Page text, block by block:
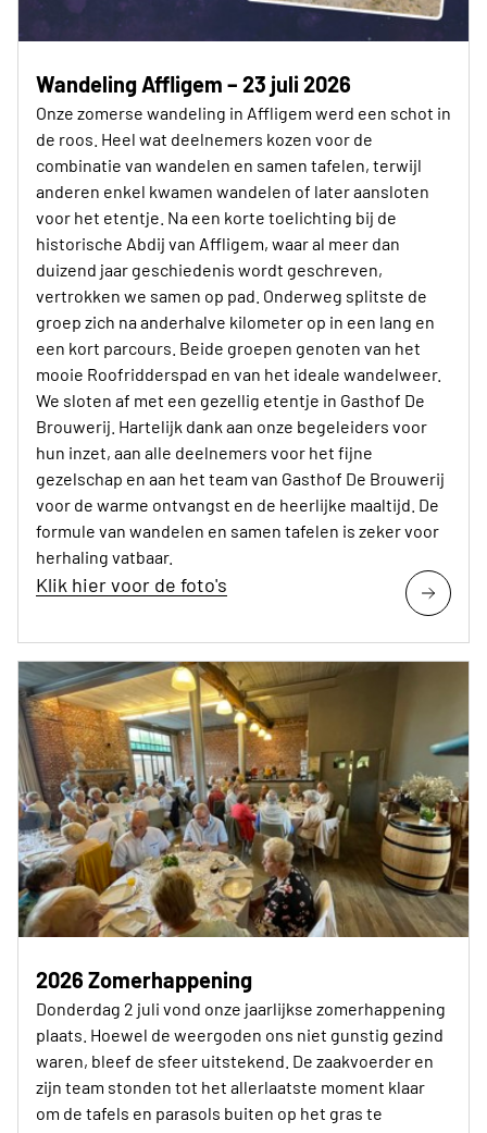
Wandeling Affligem – 23 juli 2026
Onze zomerse wandeling in Affligem werd een schot in
de roos. Heel wat deelnemers kozen voor de
combinatie van wandelen en samen tafelen, terwijl
anderen enkel kwamen wandelen of later aansloten
voor het etentje. Na een korte toelichting bij de
historische Abdij van Affligem, waar al meer dan
duizend jaar geschiedenis wordt geschreven,
vertrokken we samen op pad. Onderweg splitste de
groep zich na anderhalve kilometer op in een lang en
een kort parcours. Beide groepen genoten van het
mooie Roofridderspad en van het ideale wandelweer.
We sloten af met een gezellig etentje in Gasthof De
Brouwerij. Hartelijk dank aan onze begeleiders voor
hun inzet, aan alle deelnemers voor het fijne
gezelschap en aan het team van Gasthof De Brouwerij
voor de warme ontvangst en de heerlijke maaltijd. De
formule van wandelen en samen tafelen is zeker voor
herhaling vatbaar.
Klik hier voor de foto's
2026 Zomerhappening
Donderdag 2 juli vond onze jaarlijkse zomerhappening
plaats. Hoewel de weergoden ons niet gunstig gezind
waren, bleef de sfeer uitstekend. De zaakvoerder en
zijn team stonden tot het allerlaatste moment klaar
om de tafels en parasols buiten op het gras te